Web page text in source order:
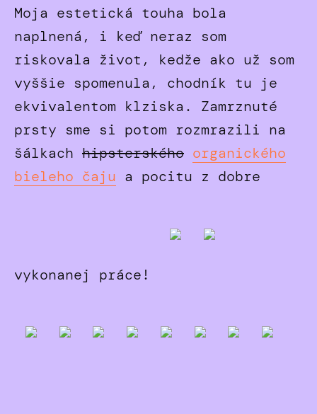
Moja estetická touha bola
naplnená, i keď neraz som
riskovala život, kedže ako už som
vyššie spomenula, chodník tu je
ekvivalentom klziska. Zamrznuté
prsty sme si potom rozmrazili na
šálkach hipsterského organického
bieleho čaju a pocitu z dobre
vykonanej práce!